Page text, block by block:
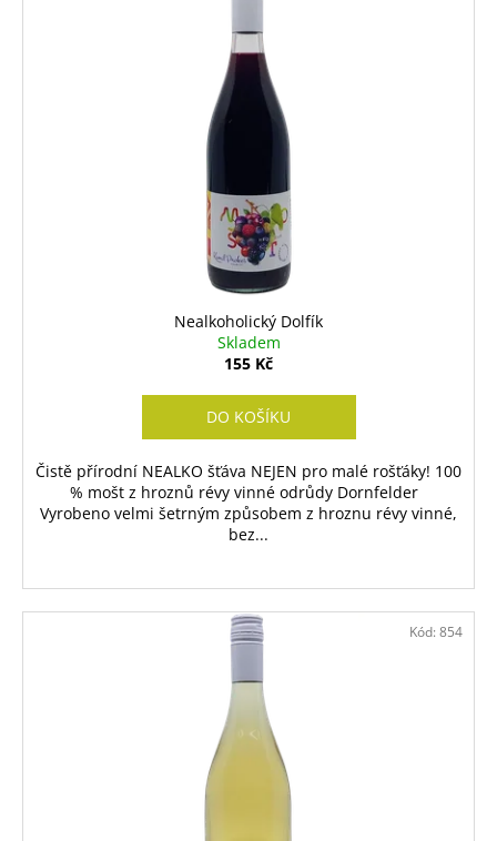
Nealkoholický Dolfík
Skladem
155 Kč
DO KOŠÍKU
Čistě přírodní NEALKO šťáva NEJEN pro malé rošťáky! 100
% mošt z hroznů révy vinné odrůdy Dornfelder
Vyrobeno velmi šetrným způsobem z hroznu révy vinné,
bez...
Kód: 854